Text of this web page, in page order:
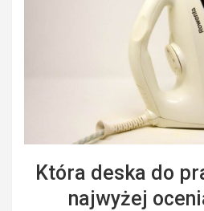
Która deska do
najwyżej